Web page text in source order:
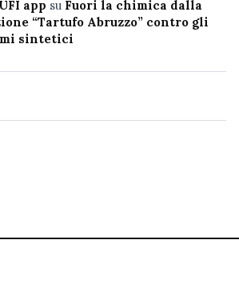
app su Fuori la chimica dalla
“Tartufo Abruzzo” contro gli
sintetici